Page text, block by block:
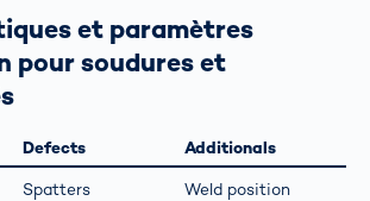
et paramètres
pour soudures et
Defects Additionals
Spatters Weld position